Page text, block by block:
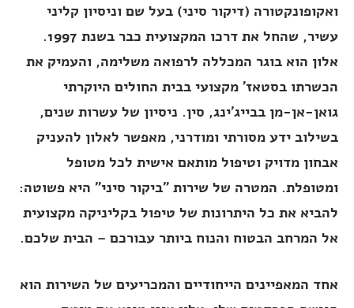
ואקופונקטורה (דיקור סיני) בעל שם וניסיון קליני
עשיר, שהחל את דרכו המקצועית כבר בשנת 1997.
אלון הוא בוגר המכללה לרפואה משלימה, והעמיק את
הכשרתו בסטאז' מקצועי בבית החולים היוקרתי
גואן-אן-מן בבייג'ינג, סין. ניסיון של עשרות שנים,
בשילוב ידע מסורתי ומודרני, מאפשר לאלון להעניק
אבחון מדויק וטיפול מותאם אישית לכל מטופל
ומטופלת. המטרה של שירות "ביקור סיני" היא פשוטה:
להביא את כל היתרונות של טיפול בקליניקה מקצועית
אל המרחב הבטוח והנוח ביותר עבורכם – הבית שלכם.
אחד המאפיינים הייחודיים והמכריעים של השירות הוא